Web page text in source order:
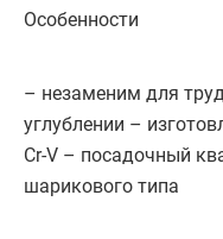
Особенности
– незаменим для
углублении –
Cr-V – посадочный
шарикового типа